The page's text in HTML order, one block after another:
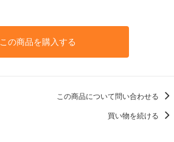
この商品を購入する
この商品について問い合わせる
買い物を続ける